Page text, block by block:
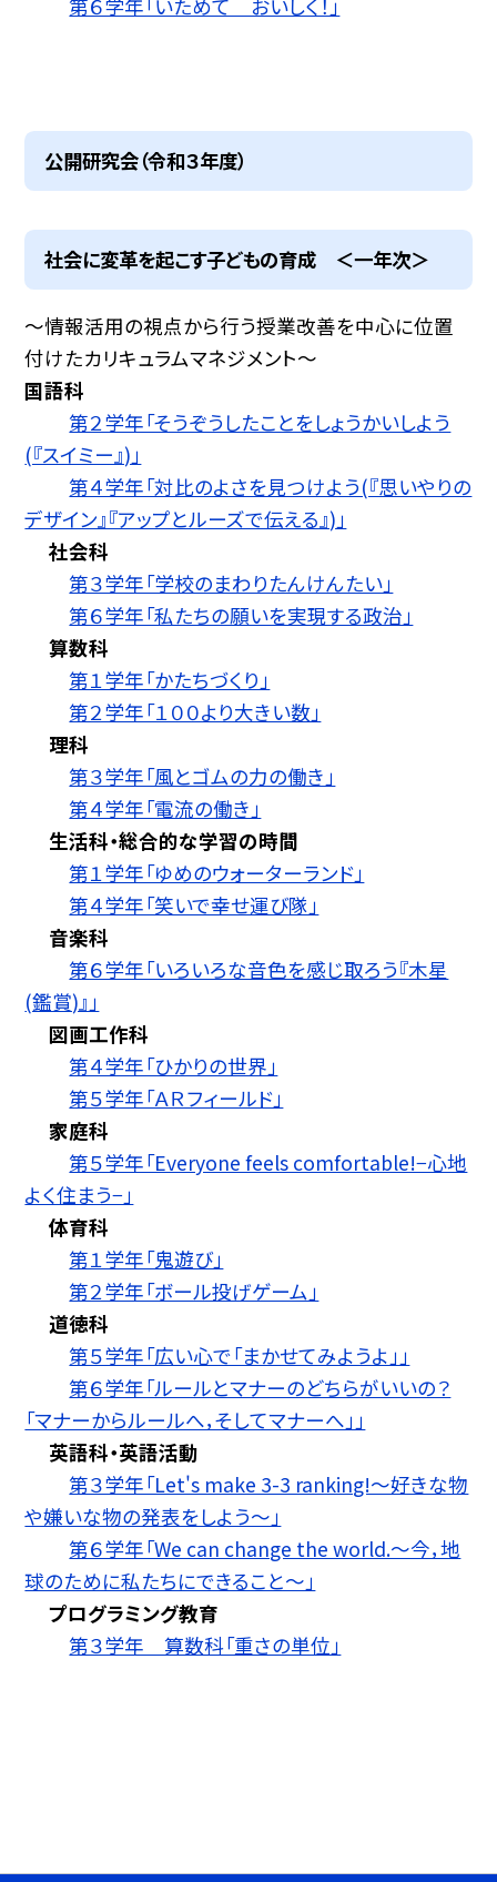
第６学年「いためて おいしく！」
公開研究会（令和３年度）
社会に変革を起こす子どもの育成 ＜一年次＞
〜情報活用の視点から行う授業改善を中心に位置
付けたカリキュラムマネジメント〜
国語科
第２学年「そうぞうしたことをしょうかいしよう
(『スイミー』)」
第４学年「対比のよさを見つけよう(『思いやりの
デザイン』『アップとルーズで伝える』)」
社会科
第３学年「学校のまわりたんけんたい」
第６学年「私たちの願いを実現する政治」
算数科
第１学年「かたちづくり」
第２学年「１００より大きい数」
理科
第３学年「風とゴムの力の働き」
第４学年「電流の働き」
生活科・総合的な学習の時間
第１学年「ゆめのウォーターランド」
第４学年「笑いで幸せ運び隊」
音楽科
第６学年「いろいろな音色を感じ取ろう『木星
(鑑賞)』」
図画工作科
第４学年「ひかりの世界」
第５学年「ＡＲフィールド」
家庭科
第５学年「Everyone feels comfortable!−心地
よく住まう−」
体育科
第１学年「鬼遊び」
第２学年「ボール投げゲーム」
道徳科
第５学年「広い心で「まかせてみようよ」」
第６学年「ルールとマナーのどちらがいいの？
「マナーからルールへ，そしてマナーへ」」
英語科・英語活動
第３学年「Let's make 3-3 ranking!〜好きな物
や嫌いな物の発表をしよう〜」
第６学年「We can change the world.〜今，地
球のために私たちにできること〜」
プログラミング教育
第３学年 算数科「重さの単位」